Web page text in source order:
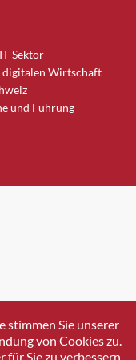
Sektor
digitalen Wirtschaft
und Führung
stimmen Sie unserer
von Cookies zu.
Sie zu verbessern.